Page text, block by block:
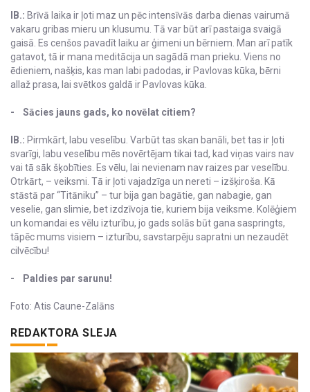
IB.: Brīvā laika ir ļoti maz un pēc intensīvās darba dienas vairumā
vakaru gribas mieru un klusumu. Tā var būt arī pastaiga svaigā
gaisā. Es cenšos pavadīt laiku ar ģimeni un bērniem. Man arī patīk
gatavot, tā ir mana meditācija un sagādā man prieku. Viens no
ēdieniem, našķis, kas man labi padodas, ir Pavlovas kūka, bērni
allaž prasa, lai svētkos galdā ir Pavlovas kūka.
- Sācies jauns gads, ko novēlat citiem?
IB.: Pirmkārt, labu veselību. Varbūt tas skan banāli, bet tas ir ļoti
svarīgi, labu veselību mēs novērtējam tikai tad, kad viņas vairs nav
vai tā sāk šķobīties. Es vēlu, lai nevienam nav raizes par veselību.
Otrkārt, – veiksmi. Tā ir ļoti vajadzīga un nereti – izšķiroša. Kā
stāstā par “Titāniku” – tur bija gan bagātie, gan nabagie, gan
veselie, gan slimie, bet izdzīvoja tie, kuriem bija veiksme. Kolēģiem
un komandai es vēlu izturību, jo gads solās būt gana saspringts,
tāpēc mums visiem – izturību, savstarpēju sapratni un nezaudēt
cilvēcību!
- Paldies par sarunu!
Foto: Atis Caune-Zalāns
REDAKTORA SLEJA